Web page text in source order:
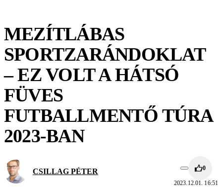
MEZÍTLÁBAS
SPORTZARÁNDOKLAT
– EZ VOLT A HÁTSÓ
FÜVES
FUTBALLMENTŐ TÚRA
2023-BAN
CSILLAG PÉTER 0
2023.12.01. 16:51